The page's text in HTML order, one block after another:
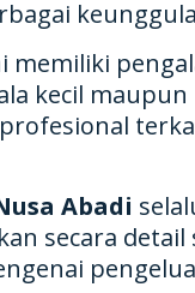
memiliki
kecil
Abadi
secara